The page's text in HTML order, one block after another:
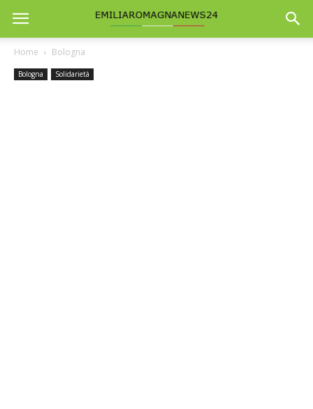
Home Bologna
Bologna Solidarietà